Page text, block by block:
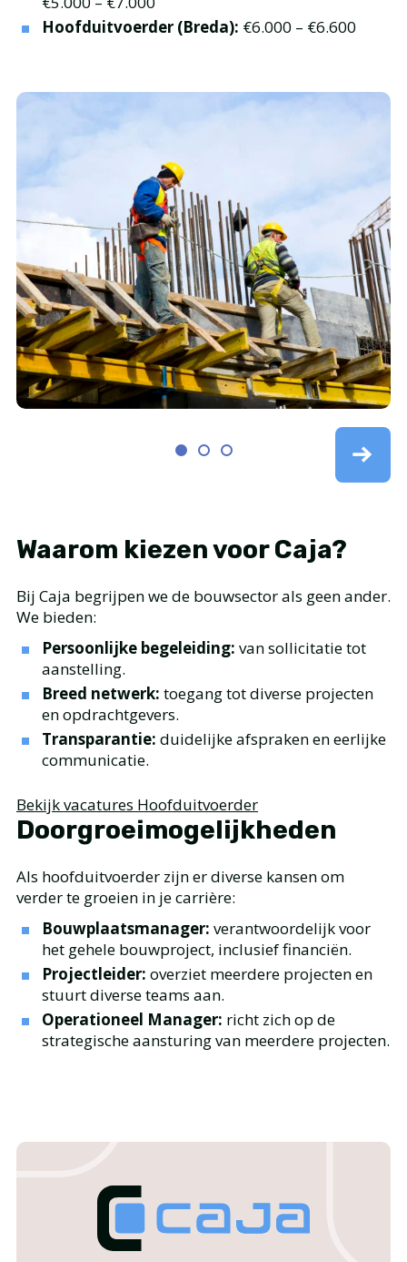
Hoofduitvoerder (Breda): €6.000 – €6.600
Doorgroeimogelijkheden
Als hoofduitvoerder zijn er diverse kansen om
verder te groeien in je carrière:
Bouwplaatsmanager: verantwoordelijk voor
het gehele bouwproject, inclusief financiën.
Projectleider: overziet meerdere projecten en
stuurt diverse teams aan.
Operationeel Manager: richt zich op de
strategische aansturing van meerdere projecten.
Waarom kiezen voor Caja?
Bij Caja begrijpen we de bouwsector als geen ander.
We bieden:
Persoonlijke begeleiding: van sollicitatie tot
aanstelling.
Breed netwerk: toegang tot diverse projecten
en opdrachtgevers.
Transparantie: duidelijke afspraken en eerlijke
communicatie.
Bekijk vacatures Hoofduitvoerder